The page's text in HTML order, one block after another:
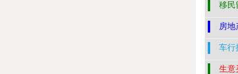
移民
房地
车行
生意